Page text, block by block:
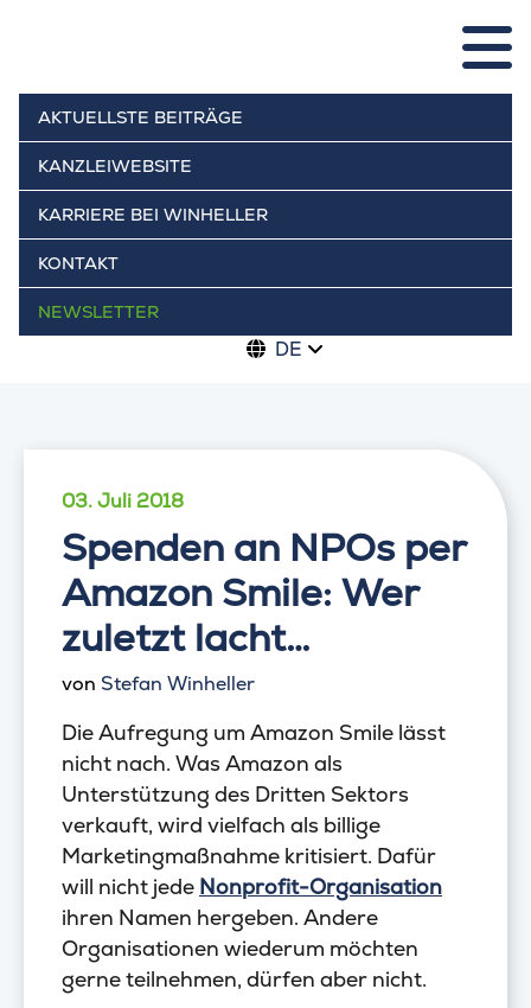
AKTUELLSTE BEITRÄGE
KANZLEIWEBSITE
KARRIERE BEI WINHELLER
KONTAKT
NEWSLETTER
DE
03. Juli 2018
Spenden an NPOs per
Amazon Smile: Wer
zuletzt lacht…
von Stefan Winheller
Die Aufregung um Amazon Smile lässt
nicht nach. Was Amazon als
Unterstützung des Dritten Sektors
verkauft, wird vielfach als billige
Marketingmaßnahme kritisiert. Dafür
will nicht jede Nonprofit-Organisation
ihren Namen hergeben. Andere
Organisationen wiederum möchten
gerne teilnehmen, dürfen aber nicht.